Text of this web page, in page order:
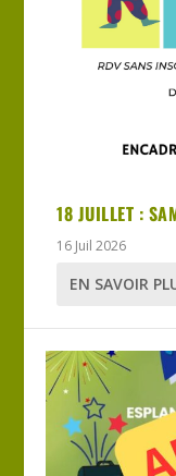
18 JUILLET :
16 Juil 2026
EN SAVOIR